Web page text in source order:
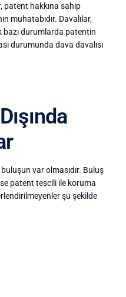
patent hakkına sahip
muhatabıdır. Davalılar,
bazı durumlarda patentin
durumunda dava davalısı
var olmasıdır. Buluş
patent tescili ile koruma
şu şekilde